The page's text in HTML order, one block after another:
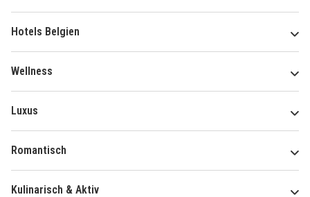
Hotels Belgien
Wellness
Luxus
Romantisch
Kulinarisch & Aktiv